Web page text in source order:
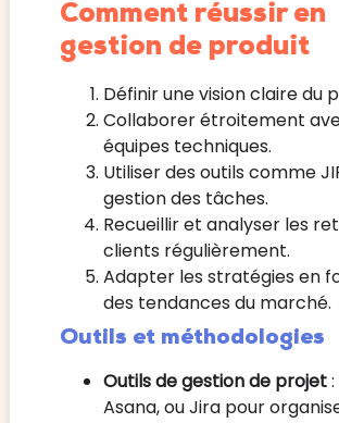
Comment réussir en
gestion de produit
Définir une vision claire du
Collaborer étroitement
équipes techniques.
Utiliser des outils comme
gestion des tâches.
Recueillir et analyser les
clients régulièrement.
Adapter les stratégies en
des tendances du marché.
Outils et méthodologies
Outils de gestion de projet:
Asana, ou Jira pour